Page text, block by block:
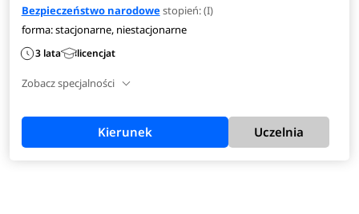
Bezpieczeństwo narodowestopień: (I)
forma: stacjonarne, niestacjonarne
3 lata licencjat
Zobacz specjalności
Kierunek Uczelnia